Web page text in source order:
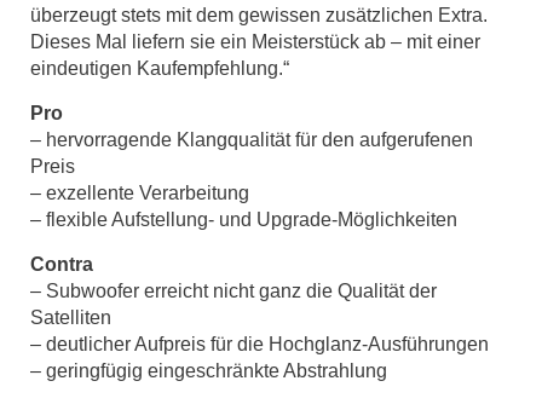
überzeugt stets mit dem gewissen zusätzlichen Extra.
Dieses Mal liefern sie ein Meisterstück ab – mit einer
eindeutigen Kaufempfehlung.“
Pro
– hervorragende Klangqualität für den aufgerufenen
Preis
– exzellente Verarbeitung
– flexible Aufstellung- und Upgrade-Möglichkeiten
Contra
– Subwoofer erreicht nicht ganz die Qualität der
Satelliten
– deutlicher Aufpreis für die Hochglanz-Ausführungen
– geringfügig eingeschränkte Abstrahlung